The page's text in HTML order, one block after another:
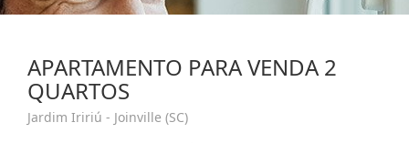
APARTAMENTO PARA VENDA 2
QUARTOS
Jardim Iririú - Joinville (SC)